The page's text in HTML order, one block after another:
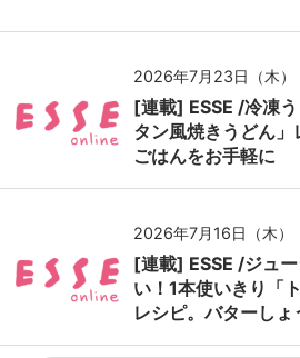
2026年7月23日（木）
[連載] ESSE /冷凍
タン風焼きうどん
ごはんをお手軽に
2026年7月16日（木）
[連載] ESSE /ジュ
い！1本使いきり「
レシピ。バターし